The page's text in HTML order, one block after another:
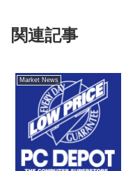
関連記事
Market News